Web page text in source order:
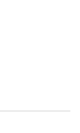
droga w
tej inwestycji